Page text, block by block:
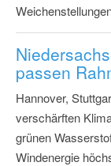
passen
Hannover,
verschärften
grünen
Windenergie